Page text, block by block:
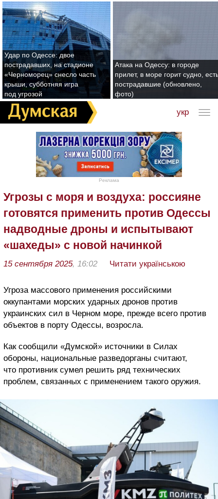
Удар по Одессе: двое
пострадавших, на стадионе
«Черноморец» снесло часть
крыши, субботняя игра
под угрозой
Атака на Одессу: в городе
прилет, в море горит судно,
пострадавшие (обновлено,
фото)
укр
Реклама
Угрозы с моря и воздуха: россияне
готовятся применить против Одессы
надводные дроны и испытывают
«шахеды» с новой начинкой
15 сентября 2025, 16:02 Читати українською
Угроза массового применения российскими
оккупантами морских ударных дронов против
украинских сил в Черном море, прежде всего против
объектов в порту Одессы, возросла.
Как сообщили «Думской» источники в Силах
обороны, национальные разведорганы считают,
что противник сумел решить ряд технических
проблем, связанных с применением такого оружия.